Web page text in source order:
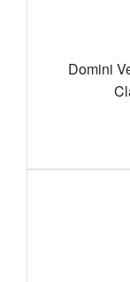
Domini